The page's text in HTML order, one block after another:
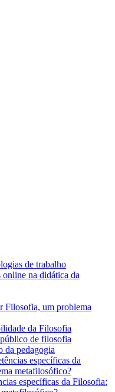
de trabalho
na didática da
Filosofia, um problema
da Filosofia
de filosofia
da pedagogia
específicas da
metafilosófico?
específicas da Filosofia: